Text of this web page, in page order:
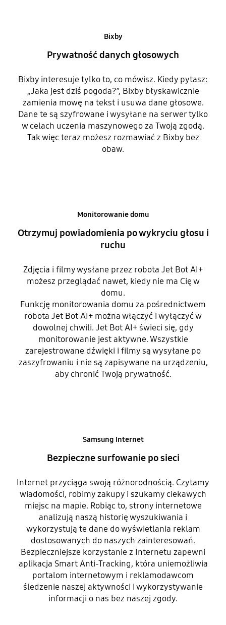
Bixby
Prywatność danych głosowych
Bixby interesuje tylko to, co mówisz. Kiedy pytasz:
„Jaka jest dziś pogoda?”, Bixby błyskawicznie
zamienia mowę na tekst i usuwa dane głosowe.
Dane te są szyfrowane i wysyłane na serwer tylko
w celach uczenia maszynowego za Twoją zgodą.
Tak więc teraz możesz rozmawiać z Bixby bez
obaw.
Monitorowanie domu
Otrzymuj powiadomienia po wykryciu głosu i
ruchu
Zdjęcia i filmy wysłane przez robota Jet Bot AI+
możesz przeglądać nawet, kiedy nie ma Cię w
domu.
Funkcję monitorowania domu za pośrednictwem
robota Jet Bot AI+ można włączyć i wyłączyć w
dowolnej chwili. Jet Bot AI+ świeci się, gdy
monitorowanie jest aktywne. Wszystkie
zarejestrowane dźwięki i filmy są wysyłane po
zaszyfrowaniu i nie są zapisywane na urządzeniu,
aby chronić Twoją prywatność.
Samsung Internet
Bezpieczne surfowanie po sieci
Internet przyciąga swoją różnorodnością. Czytamy
wiadomości, robimy zakupy i szukamy ciekawych
miejsc na mapie. Robiąc to, strony internetowe
analizują naszą historię wyszukiwania i
wykorzystują te dane do wyświetlania reklam
dostosowanych do naszych zainteresowań.
Bezpieczniejsze korzystanie z Internetu zapewni
aplikacja Smart Anti-Tracking, która uniemożliwia
portalom internetowym i reklamodawcom
śledzenie naszej aktywności i wykorzystywanie
informacji o nas bez naszej zgody.